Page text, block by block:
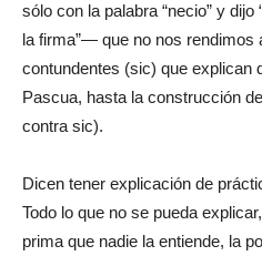
sólo con la palabra “necio” y
la firma”— que no nos rendimos
contundentes (sic) que explican
Pascua, hasta la construcción
contra sic).
Dicen tener explicación de
Todo lo que no se pueda
prima que nadie la entiende, la